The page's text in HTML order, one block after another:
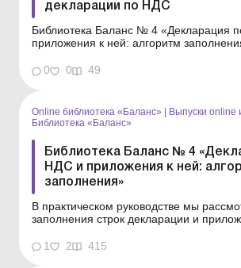
декларации по НДС
Библиотека Баланс № 4 «Декларация
приложения к ней: алгоритм
НДС» мы рассказали, как заполнить
приложения 1, теперь рассмотрим, как
0 0 49
Online библиотека «Баланс» | Выпуски online
Библиотека «Баланс»
Библиотека Баланс № 4
НДС и приложения к ней:
заполнения»
В практическом руководстве мы
заполнения строк декларации и
подкрепив все многочисленными
образцами. Каждый плательщик НДС
1 2 415